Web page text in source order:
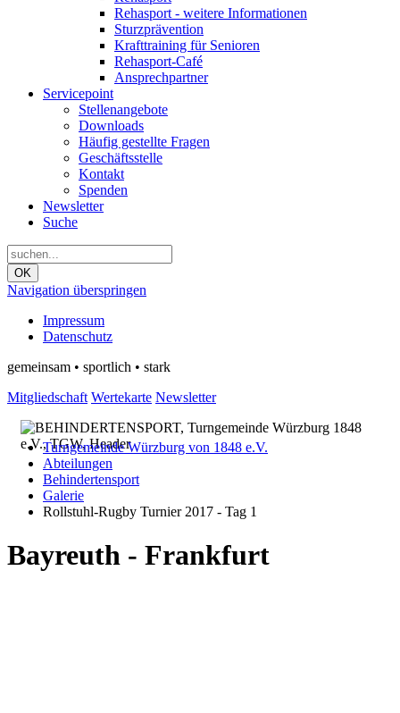
Rehasport - weitere Informationen
Sturzprävention
Krafttraining für Senioren
Rehasport-Café
Ansprechpartner
Servicepoint
Stellenangebote
Downloads
Häufig gestellte Fragen
Geschäftsstelle
Kontakt
Spenden
Newsletter
Suche
OK
Navigation überspringen
Impressum
Datenschutz
gemeinsam • sportlich • stark
Mitgliedschaft Wertekarte Newsletter
Turngemeinde Würzburg von 1848 e.V.
Abteilungen
Behindertensport
Galerie
Rollstuhl-Rugby Turnier 2017 - Tag 1
Bayreuth - Frankfurt